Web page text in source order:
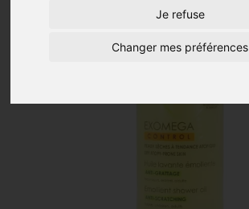
Je refuse
Changer mes préférences